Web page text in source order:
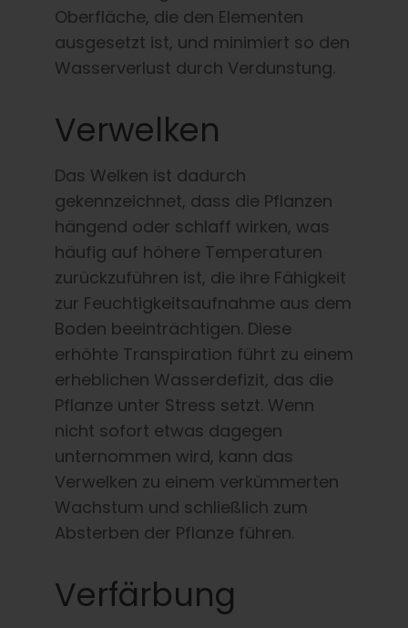
Oberfläche, die den Elementen
ausgesetzt ist, und minimiert so den
Wasserverlust durch Verdunstung.
Verwelken
Das Welken ist dadurch
gekennzeichnet, dass die Pflanzen
hängend oder schlaff wirken, was
häufig auf höhere Temperaturen
zurückzuführen ist, die ihre Fähigkeit
zur Feuchtigkeitsaufnahme aus dem
Boden beeinträchtigen. Diese
erhöhte Transpiration führt zu einem
erheblichen Wasserdefizit, das die
Pflanze unter Stress setzt. Wenn
nicht sofort etwas dagegen
unternommen wird, kann das
Verwelken zu einem verkümmerten
Wachstum und schließlich zum
Absterben der Pflanze führen.
Verfärbung